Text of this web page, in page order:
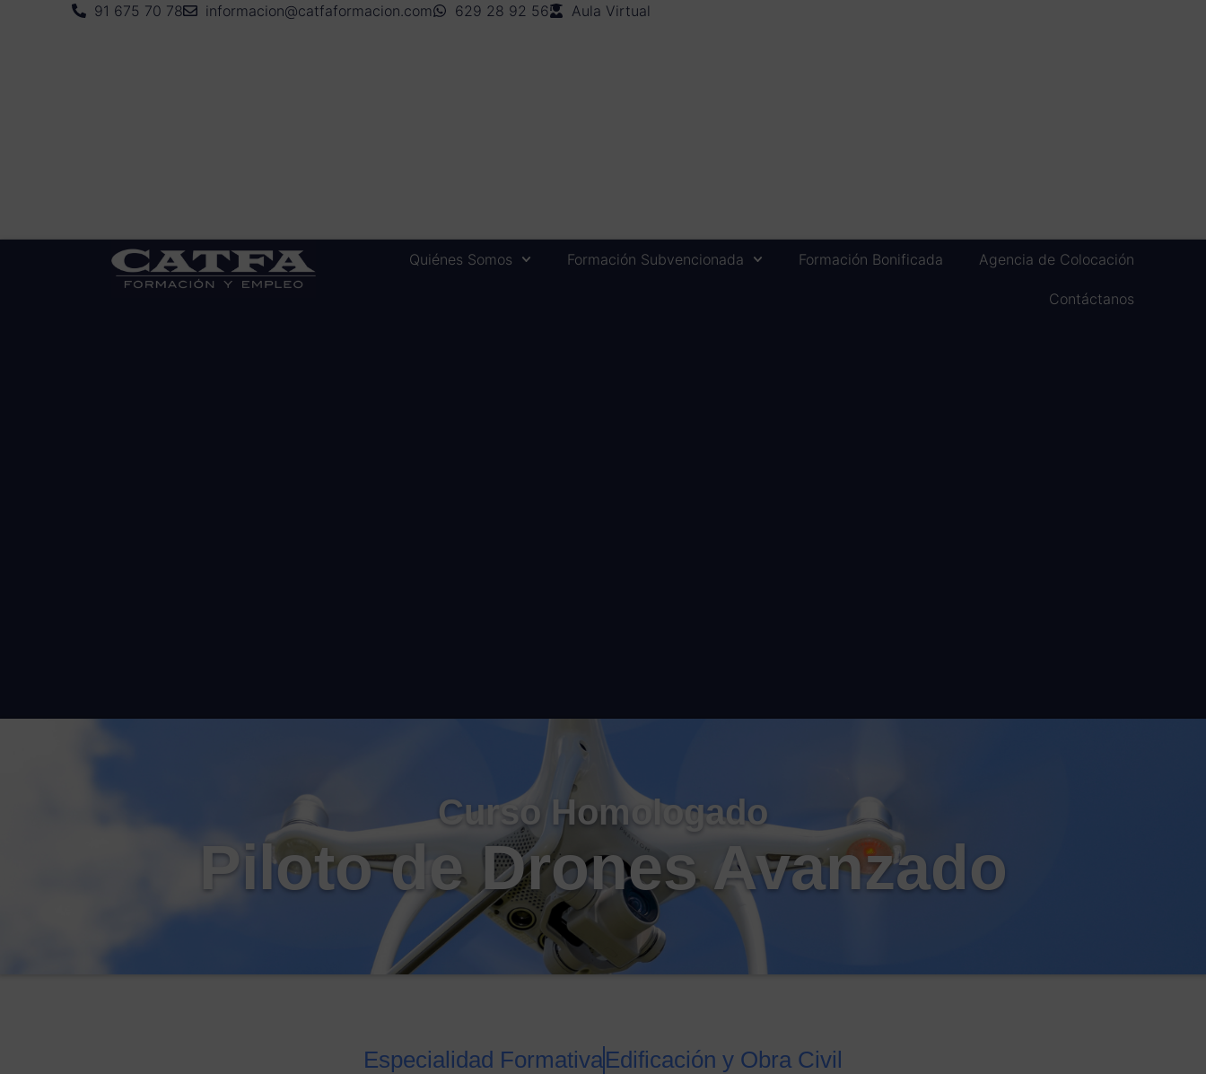
91 675 70 78 informacion@catfaformacion.com 629 28 92 56 Aula Virtual
Quiénes Somos Formación Subvencionada Formación Bonificada Agencia de Colocación
Contáctanos
Curso Homologado
Piloto de Drones Avanzado
Especialidad FormativaEdificación y Obra Civil